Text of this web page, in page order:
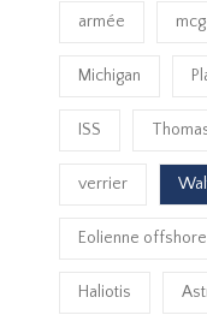
armée
Michigan
ISS
verrier
Eolienne offshore
Haliotis